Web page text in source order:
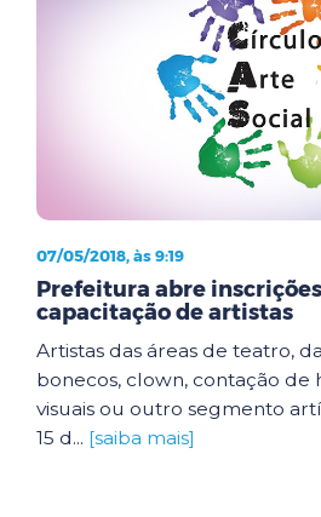
07/05/2018, às 9:19
Prefeitura abre
capacitação de artistas
Artistas das áreas de teatro,
bonecos, clown, contação de
visuais ou outro segmento
15 d... [saiba mais]